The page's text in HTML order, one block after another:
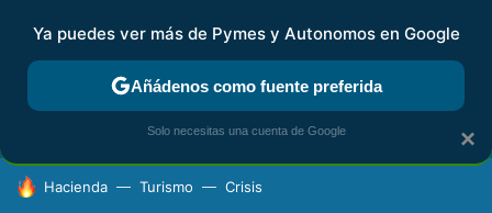
FISCALIDAD Y CONTABILIDAD KIT DIGITAL RENTA
HOY SE HABLA DE
Hacienda Turismo Crisis
×
Ya puedes ver más de Pymes y Autonomos en Google
Añádenos como fuente preferida
Solo necesitas una cuenta de Google